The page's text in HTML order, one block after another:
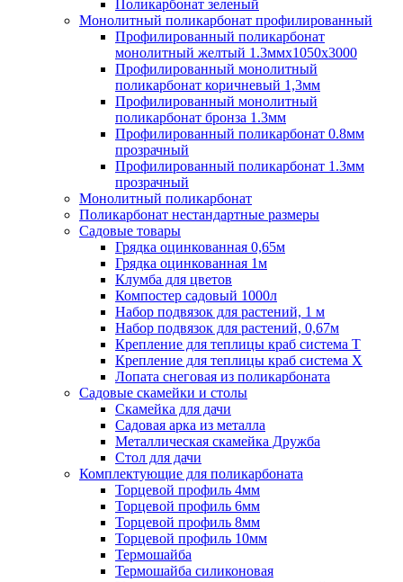
Поликарбонат зеленый
Монолитный поликарбонат профилированный
Профилированный поликарбонат
монолитный желтый 1.3ммх1050х3000
Профилированный монолитный
поликарбонат коричневый 1,3мм
Профилированный монолитный
поликарбонат бронза 1.3мм
Профилированный поликарбонат 0.8мм
прозрачный
Профилированный поликарбонат 1.3мм
прозрачный
Монолитный поликарбонат
Поликарбонат нестандартные размеры
Садовые товары
Грядка оцинкованная 0,65м
Грядка оцинкованная 1м
Клумба для цветов
Компостер садовый 1000л
Набор подвязок для растений, 1 м
Набор подвязок для растений, 0,67м
Крепление для теплицы краб система Т
Крепление для теплицы краб система Х
Лопата снеговая из поликарбоната
Садовые скамейки и столы
Скамейка для дачи
Садовая арка из металла
Металлическая скамейка Дружба
Стол для дачи
Комплектующие для поликарбоната
Торцевой профиль 4мм
Торцевой профиль 6мм
Торцевой профиль 8мм
Торцевой профиль 10мм
Термошайба
Термошайба силиконовая